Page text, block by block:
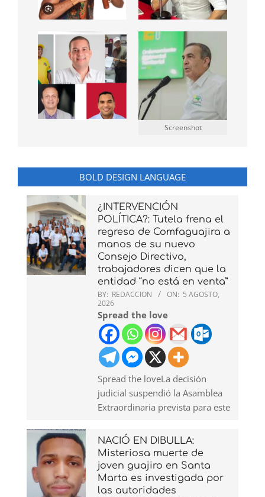
Screenshot
BOLD DESIGN LANGUAGE
¿INTERVENCIÓN
POLÍTICA?: Tutela frena el
regreso de Comfaguajira a
manos de su nuevo
Consejo Directivo,
trabajadores dicen que la
entidad “no está en venta”
BY: REDACCION ON: 5 AGOSTO,
2026
Spread the love
Spread the loveLa decisión
judicial suspendió la Asamblea
Extraordinaria prevista para este
NACIÓ EN DIBULLA:
Misteriosa muerte de
joven guajiro en Santa
Marta es investigada por
las autoridades